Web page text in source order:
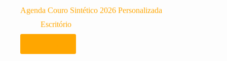
Agenda Couro Sintético 2026 Personalizada
Escritório